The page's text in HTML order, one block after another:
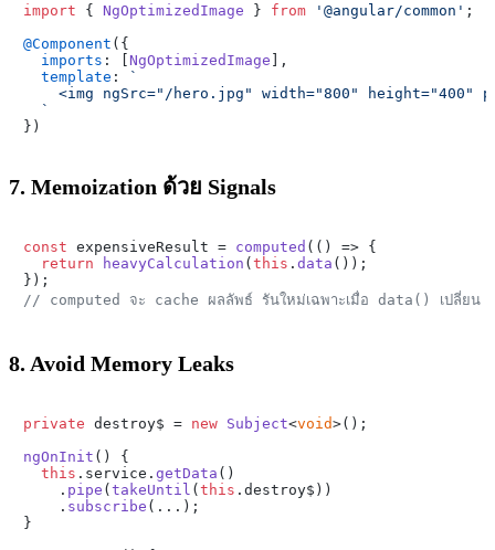
import { NgOptimizedImage } from '@angular/common' ;
@Component ({
imports : [ NgOptimizedImage ],
template :
`
<img ngSrc="/hero.jpg" width="800" height="400"
  `
7. Memoization ด้วย Signals
const expensiveResult = computed ( () => {
return
heavyCalculation ( this . data ());
// computed จะ cache ผลลัพธ์ รันใหม่เฉพาะเมื่อ data() เปลี่ยน
8. Avoid Memory Leaks
private destroy$ = new Subject<void>();
ngOnInit ( ) {
this . service . getData ()
    .
pipe ( takeUntil ( this . destroy$ ))
    .
subscribe (...);
}